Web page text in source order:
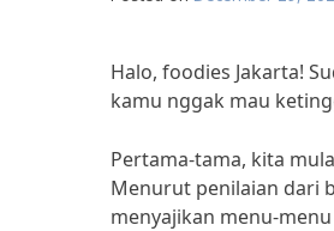
Halo, foodies Jakarta!
kamu nggak mau
Pertama-tama, kita
Menurut penilaian dari
menyajikan menu-